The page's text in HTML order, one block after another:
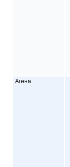
Агена